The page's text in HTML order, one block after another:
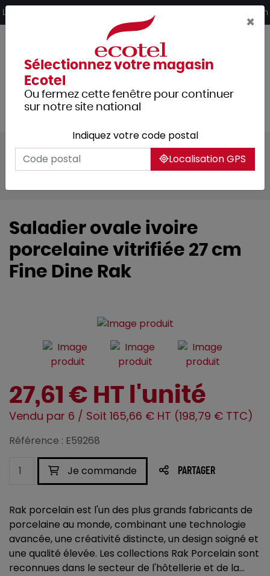
Livraison offerte dès 249€ HT d’achat et retrait 2h en magasin
Tous les produits
Arts de la table
Vaisselle
Assiettes & services
Saladier ovale ivoire
porcelaine vitrifiée 27 cm
Fine Dine Rak
27,61 € HT l'unité
Vendu par 6 / Soit 165,66 € HT (198,79 € TTC)
Référence : E59268
Je commande PARTAGER
Rak porcelain est l'un des plus grands fabricants de
porcelaine au monde, combinant une technologie
avancée, une créativité distincte, un design soigné et
une qualité élevée. Les collections Rak Porcelain sont
reconnues dans le secteur de l'hôtellerie et de la...
×
Sélectionnez votre magasin
Ecotel
Ou fermez cette fenêtre pour continuer
sur notre site national
Indiquez votre code postal
Localisation GPS
Panneau de gestion des cookies